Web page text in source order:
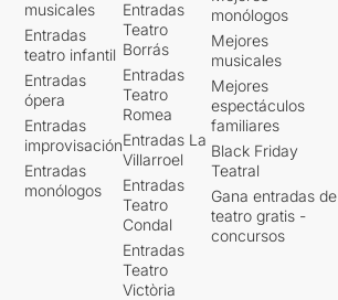
musicales
Entradas
teatro infantil
Entradas
ópera
Entradas
improvisación
Entradas
monólogos
Entradas
Teatro
Borrás
Entradas
Teatro
Romea
Entradas La
Villarroel
Entradas
Teatro
Condal
Entradas
Teatro
Victòria
monólogos
Mejores
musicales
Mejores
espectáculos
familiares
Black Friday
Teatral
Gana entradas de
teatro gratis -
concursos